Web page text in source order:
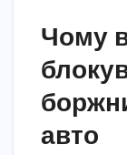
Чому
авто